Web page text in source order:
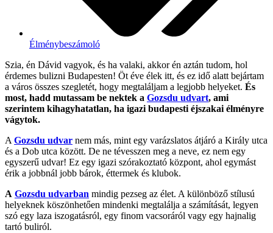
Élménybeszámoló
Szia, én Dávid vagyok, és ha valaki, akkor én aztán tudom, hol
érdemes bulizni Budapesten! Öt éve élek itt, és ez idő alatt bejártam
a város összes szegletét, hogy megtaláljam a legjobb helyeket. És
most, hadd mutassam be nektek a Gozsdu udvart, ami
szerintem kihagyhatatlan, ha igazi budapesti éjszakai élményre
vágytok.
AGozsdu udvar nem más, mint egy varázslatos átjáró a Király utca
és a Dob utca között. De ne tévesszen meg a neve, ez nem egy
egyszerű udvar! Ez egy igazi szórakoztató központ, ahol egymást
érik a jobbnál jobb bárok, éttermek és klubok.
A Gozsdu udvarban mindig pezseg az élet. A különböző stílusú
helyeknek köszönhetően mindenki megtalálja a számítását, legyen
szó egy laza iszogatásról, egy finom vacsoráról vagy egy hajnalig
tartó buliról.